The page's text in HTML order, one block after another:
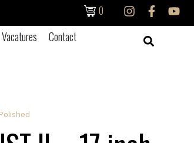
0
Vacatures Contact